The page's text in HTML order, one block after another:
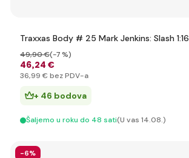
Traxxas Body # 25 Mark Jenkins: Slash 1:16
46,24 €
49,90 €(-7 %)
36,99 € bez PDV-a
+ 46 bodova
Šaljemo u roku do 48 sati(U vas 14.08.)
-6%